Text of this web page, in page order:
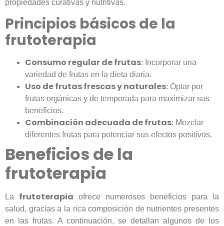
propiedades curativas y nutritivas.
Principios básicos de la
frutoterapia
Consumo regular de frutas: Incorporar una
variedad de frutas en la dieta diaria.
Uso de frutas frescas y naturales: Optar por
frutas orgánicas y de temporada para maximizar sus
beneficios.
Combinación adecuada de frutas: Mezclar
diferentes frutas para potenciar sus efectos positivos.
Beneficios de la
frutoterapia
La frutoterapia ofrece numerosos beneficios para la
salud, gracias a la rica composición de nutrientes presentes
en las frutas. A continuación, se detallan algunos de los